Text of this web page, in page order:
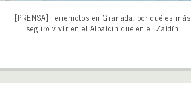
[PRENSA] Terremotos en Granada: por qué es más
seguro vivir en el Albaicín que en el Zaidín